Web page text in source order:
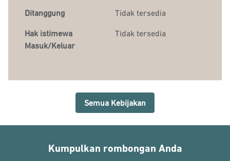
Ditanggung Tidak tersedia
Hak istimewa
Masuk/Keluar
Tidak tersedia
Semua Kebijakan
Kumpulkan rombongan Anda